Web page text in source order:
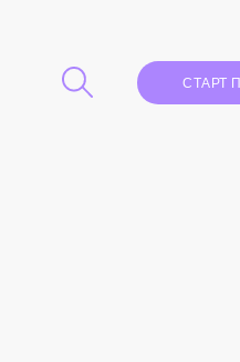
СТАРТ